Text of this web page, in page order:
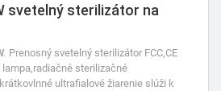
svetelný sterilizátor na
Prenosný svetelný sterilizátor FCC,CE
sterilizačné
ultrafialové žiarenie slúži k